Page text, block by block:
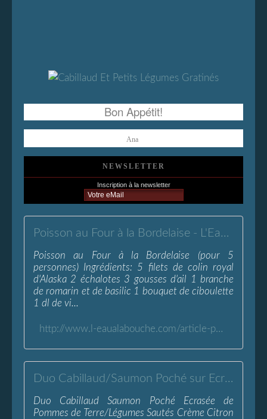
Bon Appétit!
Ana
NEWSLETTER
Inscription à la newsletter
Poisson au Four à la Bordelaise - L'Eau à la Bouche
Poisson au Four à la Bordelaise (pour 5
personnes) Ingrédients: 5 filets de colin royal
d'Alaska 2 échalotes 3 gousses d'ail 1 branche
de romarin et de basilic 1 bouquet de ciboulette
1 dl de vi...
http://www.l-eaualabouche.com/article-poisson-au-four-fa-on-bordelaise-57269588.html
Duo Cabillaud/Saumon Poché sur Ecrasée - L'Eau à la Bouche
Duo Cabillaud Saumon Poché Ecrasée de
Pommes de Terre/Légumes Sautés Crème Citron